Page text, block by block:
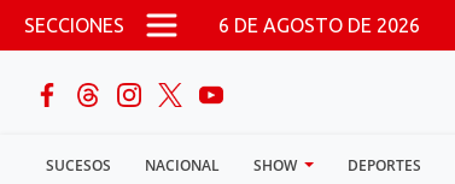
Pasar al contenido principal
SECCIONES 6 DE AGOSTO DE 2026
SUCESOS NACIONAL SHOW DEPORTES
buscar
Sucesos